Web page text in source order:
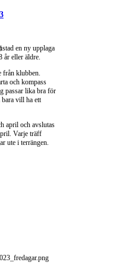
en ny upplaga
år eller äldre.
från klubben.
och kompass
passar lika bra för
vill ha ett
april och avslutas
Varje träff
ute i terrängen.